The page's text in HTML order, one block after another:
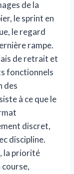
de la
le sprint en
le regard
rampe.
de retrait et
fonctionnels
des
à ce que le
discret,
discipline.
la priorité